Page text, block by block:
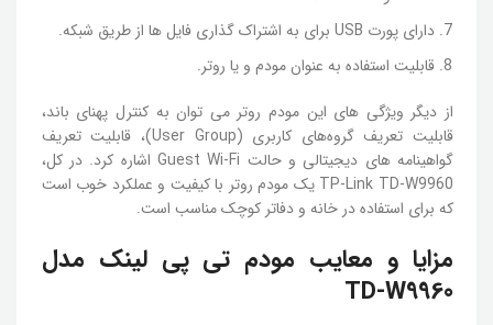
دارای پورت USB برای به اشتراک گذاری فایل ها از طریق شبکه.
قابلیت استفاده به عنوان مودم و یا روتر.
از دیگر ویژگی های این مودم روتر می توان به کنترل پهنای باند،
قابلیت تعریف گروه‌های کاربری (User Group)، قابلیت تعریف
گواهینامه های دیجیتالی و حالت Guest Wi-Fi اشاره کرد. در کل،
TP-Link TD-W9960 یک مودم روتر با کیفیت و عملکرد خوب است
که برای استفاده در خانه و دفاتر کوچک مناسب است.
مزایا و معایب مودم تی پی لینک مدل
TD-W9960